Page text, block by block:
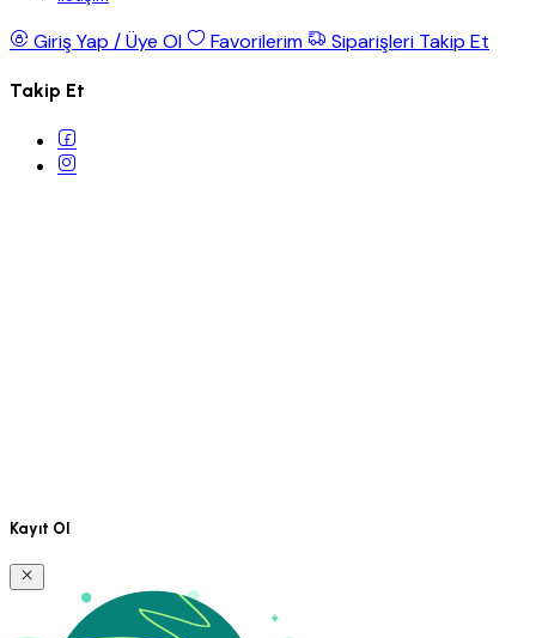
Giriş Yap / Üye Ol Favorilerim Siparişleri Takip Et
Takip Et
Kayıt Ol